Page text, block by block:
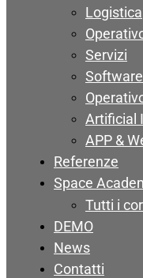
Logistica
Servizi
Artificial
APP &
Referenze
Space
Tutti i
DEMO
News
Contatti